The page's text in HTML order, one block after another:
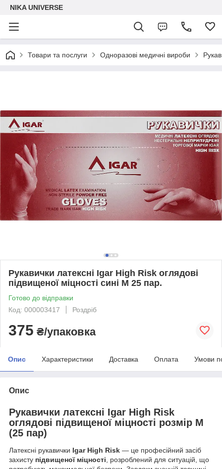
NIKA UNIVERSE
Товари та послуги Одноразові медичні вироби
Рукавички латексні Igar High Risk оглядові
підвищеної міцності сині М 25 пар.
Готово до відправки
Код: 000003417
Роздріб
375 ₴/упаковка
Опис Характеристики Доставка Оплата Умови
Опис
Рукавички латексні Igar High Risk
оглядові підвищеної міцності розмір М
(25 пар)
Латексні рукавички Igar High Risk — це професійний засіб
захисту підвищеної міцності, розроблений для ситуацій, що